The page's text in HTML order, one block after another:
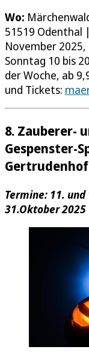
Wo:
51519 Odenthal |
November 2025,
Sonntag 10 bis
der Woche, ab
und Tickets:
8. Zauberer-
Gespenster-
Gertrudenhof
Termine: 11.
31.Oktober 2025